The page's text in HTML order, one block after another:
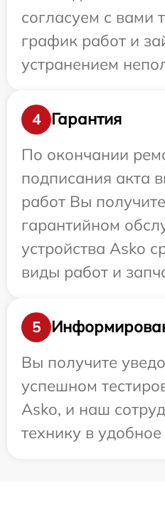
согласуем с вами
график работ и
устранением
4
Гарантия
По окончании
подписания акта
работ Вы
гарантийном
устройства Asko
виды работ и
5
Вы получите
успешном
Asko, и наш
технику в